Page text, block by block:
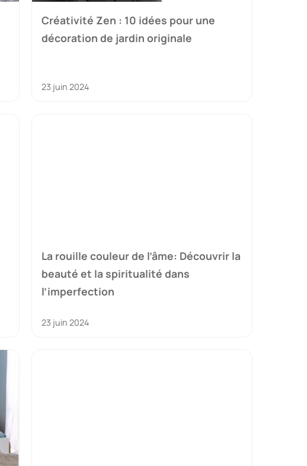
Créativité Zen : 10 idées pour une
décoration de jardin originale
23 juin 2024
La rouille couleur de l’âme: Découvrir la
beauté et la spiritualité dans
l’imperfection
23 juin 2024